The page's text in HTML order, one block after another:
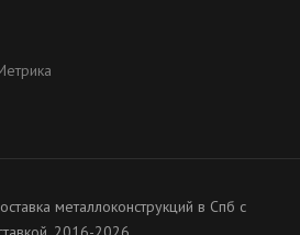
металлоконструкций в Спб с